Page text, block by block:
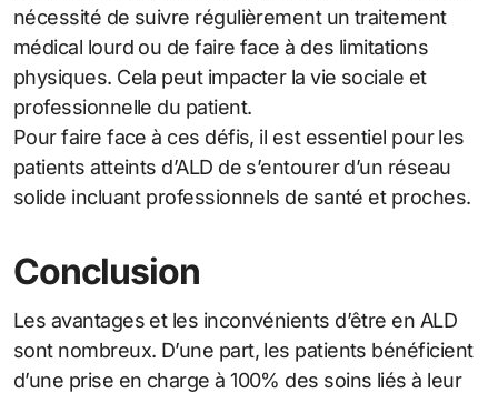
nécessité de suivre régulièrement un traitement
médical lourd ou de faire face à des limitations
physiques. Cela peut impacter la vie sociale et
professionnelle du patient.
Pour faire face à ces défis, il est essentiel pour les
patients atteints d’ALD de s’entourer d’un réseau
solide incluant professionnels de santé et proches.
Conclusion
Les avantages et les inconvénients d’être en ALD
sont nombreux. D’une part, les patients bénéficient
d’une prise en charge à 100% des soins liés à leur